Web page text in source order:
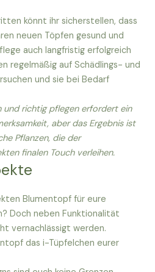
könnt ihr sicherstellen, dass
neuen Töpfen gesund und
auch langfristig erfolgreich
regelmäßig auf Schädlings- und
und sie bei Bedarf
richtig pflegen erfordert ein
aber das Ergebnis ist
Pflanzen, die der
finalen Touch verleihen.
Blumentopf für eure
Doch neben Funktionalität
vernachlässigt werden.
das i-Tüpfelchen eurer